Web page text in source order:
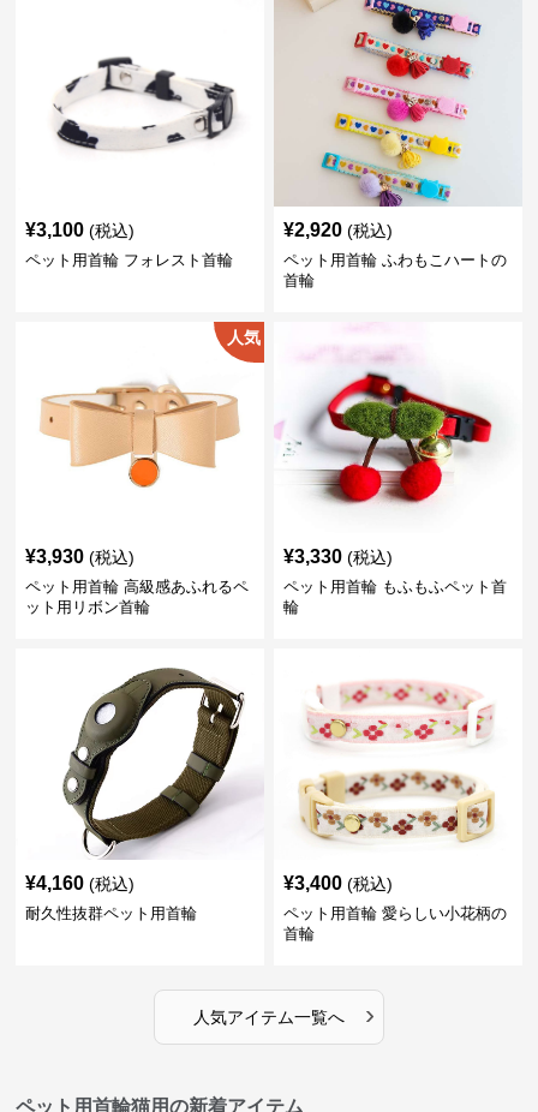
¥3,100 (税込)
ペット用首輪 フォレスト首輪
¥2,920 (税込)
ペット用首輪 ふわもこハートの
首輪
人気
¥3,930 (税込)
ペット用首輪 高級感あふれるペ
ット用リボン首輪
¥3,330 (税込)
ペット用首輪 もふもふペット首
輪
¥4,160 (税込)
耐久性抜群ペット用首輪
¥3,400 (税込)
ペット用首輪 愛らしい小花柄の
首輪
人気アイテム一覧へ ›
ペット用首輪猫用の新着アイテム